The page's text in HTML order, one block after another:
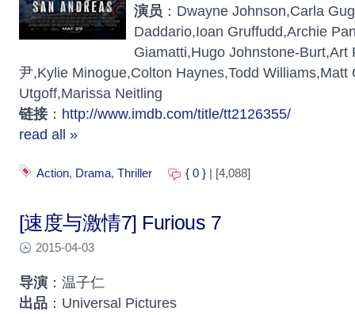
演员 ：Dwayne Johnson,Carla
Daddario,Ioan Gruffudd,Archie
Giamatti,Hugo Johnstone-Burt,Art
尹,Kylie Minogue,Colton Haynes,Todd Williams,Matt
Utgoff,Marissa Neitling
链接 ： http://www.imdb.com/title/tt2126355/
read all »
Action, Drama, Thriller { 0 } | [4,088]
[速度与激情7] Furious 7
2015-04-03
导演 ：温子仁
出品 ：Universal Pictures